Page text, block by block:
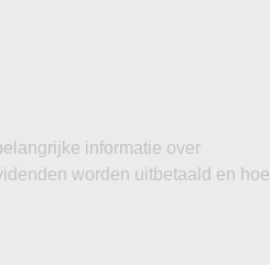
informatie over
worden uitbetaald en hoe